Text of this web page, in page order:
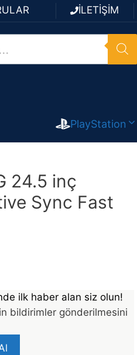
İLETİŞİM
PlayStation
24.5 inç
Sync Fast
ilk haber alan siz olun!
bildirimler gönderilmesini